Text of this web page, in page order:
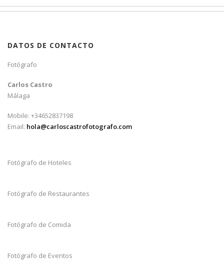
DATOS DE CONTACTO
Fotógrafo
Carlos Castro
Málaga
Mobile: +34652837198
Email: hola@carloscastrofotografo.com
Fotógrafo de Hoteles
Fotógrafo de Restaurantes
Fotógrafo de Comida
Fotógrafo de Eventos